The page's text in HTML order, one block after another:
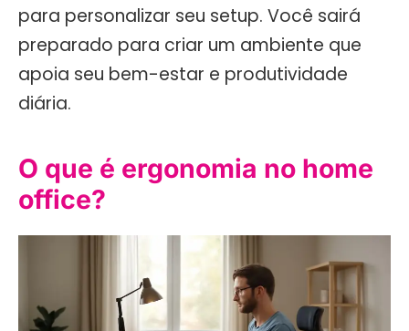
para personalizar seu setup. Você sairá
preparado para criar um ambiente que
apoia seu bem-estar e produtividade
diária.
O que é ergonomia no home
office?